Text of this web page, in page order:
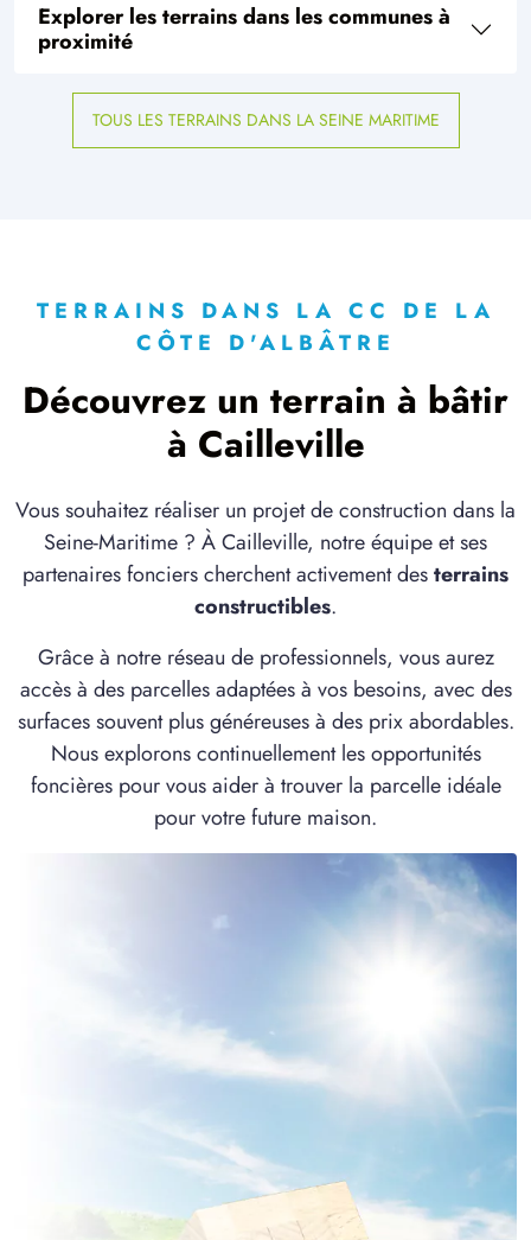
Le Bourg-Dun(76740)
Luneray(76810)
Saint-Valery-en-Caux (76460)
1 TERRAIN CONSTRUCTIBLE
Thil-Manneville
5 TERRAINS CONSTRUCTIBLES
(76540)
1 TERRAIN CONSTRUCTIBLE
àVeules-les-Roses(76980)
2 TERRAINS CONSTRUCTIBLES
à
Explorer les terrains dans les communes à
proximité
TOUS LES TERRAINS DANS LA SEINE MARITIME
TERRAINS DANS LA CC DE LA
CÔTE D'ALBÂTRE
Découvrez un terrain à bâtir
à Cailleville
Vous souhaitez réaliser un projet de construction dans la
Seine-Maritime ? À Cailleville, notre équipe et ses
partenaires fonciers cherchent activement desterrains
constructibles.
Grâce à notre réseau de professionnels, vous aurez
accès à des parcelles adaptées à vos besoins, avec des
surfaces souvent plus généreuses à des prix abordables.
Nous explorons continuellement les opportunités
foncières pour vous aider à trouver la parcelle idéale
pour votre future maison.